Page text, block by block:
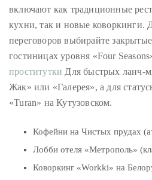
включают как традиционные
кухни, так и новые коворкинги.
переговоров выбирайте
гостиницах уровня «Four
проститутки Для быстрых ланч-
Жак» или «Галерея», а для
«Turan» на Кутузовском.
Кофейни на Чистых прудах
Лобби отеля «Метрополь»
Коворкинг «Workki» на